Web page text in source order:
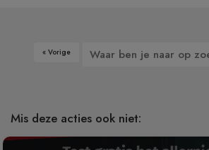
« Vorige
Mis deze acties ook niet: